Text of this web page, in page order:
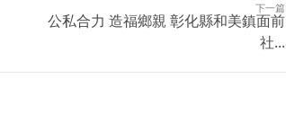
下一篇
公私合力 造福鄉親 彰化縣和美鎮面前
社...